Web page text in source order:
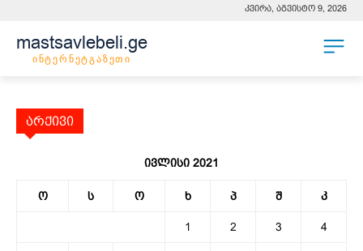
კვირა, აგვისტო 9, 2026
mastsavlebeli.ge
ინტერნეტგაზეთი
არქივი
ივლისი 2021
ო ს ო ხ პ შ კ
1 2 3 4